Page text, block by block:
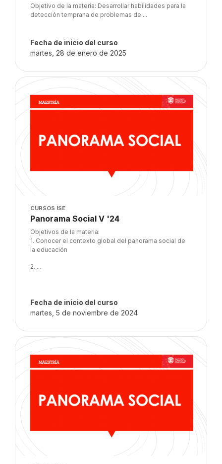
Texto del resumen del curso:
Objetivo de la materia: Desarrollar habilidades para la
detección temprana de problemas de ...
Fecha de inicio del curso
martes, 28 de enero de 2025
Imagen del curso" Panorama Social V '24
Imagen del curso
CURSOS ISE
Nombre del curso
Panorama Social V '24
Texto del resumen del curso:
Objetivos de la materia:
1. Conocer el contexto global del panorama social de
la educación
2. ...
Fecha de inicio del curso
martes, 5 de noviembre de 2024
Imagen del curso" Panorama Social A '24